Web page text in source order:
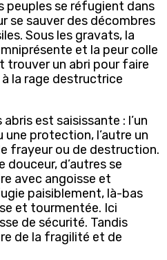
peuples se réfugient dans
se sauver des décombres
Sous les gravats, la
et la peur colle
trouver un abri pour faire
la rage destructrice
est saisissante : l’un
une protection, l’autre un
frayeur ou de destruction.
douceur, d’autres se
avec angoisse et
paisiblement, là-bas
et tourmentée. Ici
de sécurité. Tandis
de la fragilité et de